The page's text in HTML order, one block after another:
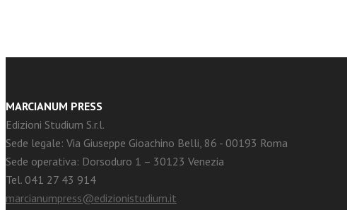
MARCIANUM PRESS
Edizioni Studium S.r.l.
Sede legale: Via Giuseppe Gioachino Belli, 86 - 00193 Roma
Sede operativa: Dorsoduro 1 – 30123 Venezia
Tel. 041 27 43 914
marcianumpress@edizionistudium.it